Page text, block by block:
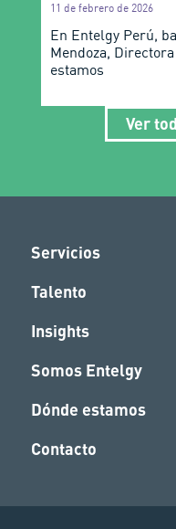
11 de febrero de 2026
En Entelgy Perú,
Mendoza,
estamos
Ver
Servicios
Talento
Insights
Somos Entelgy
Dónde estamos
Contacto